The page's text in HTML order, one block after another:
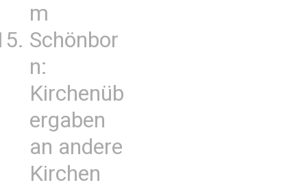
m
Schönbor
n:
Kirchenüb
ergaben
an andere
Kirchen